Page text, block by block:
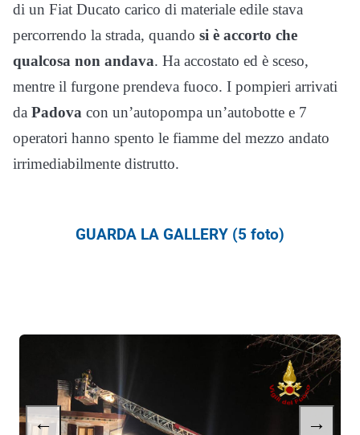
di un Fiat Ducato carico di materiale edile stava
percorrendo la strada, quando si è accorto che
qualcosa non andava. Ha accostato ed è sceso,
mentre il furgone prendeva fuoco. I pompieri arrivati
da Padova con un’autopompa un’autobotte e 7
operatori hanno spento le fiamme del mezzo andato
irrimediabilmente distrutto.
GUARDA LA GALLERY (5 foto)
← →